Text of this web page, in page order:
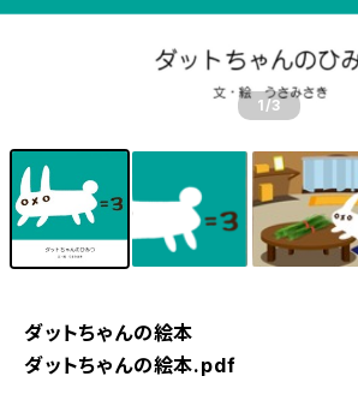
1/3
ダットちゃんの絵本
ダットちゃんの絵本.pdf